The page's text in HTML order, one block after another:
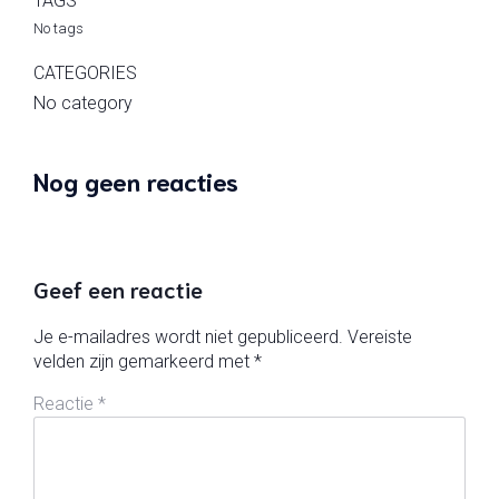
No tags
CATEGORIES
No category
Nog geen reacties
Geef een reactie
Je e-mailadres wordt niet gepubliceerd. Vereiste
velden zijn gemarkeerd met *
Reactie *